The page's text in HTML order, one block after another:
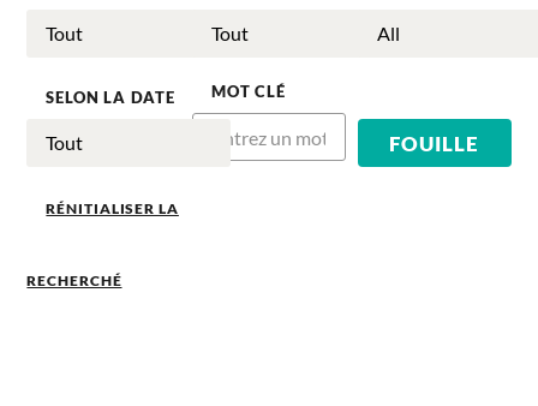
SELON LA DATE MOT CLÉ
RÉNITIALISER LA
RECHERCHÉ